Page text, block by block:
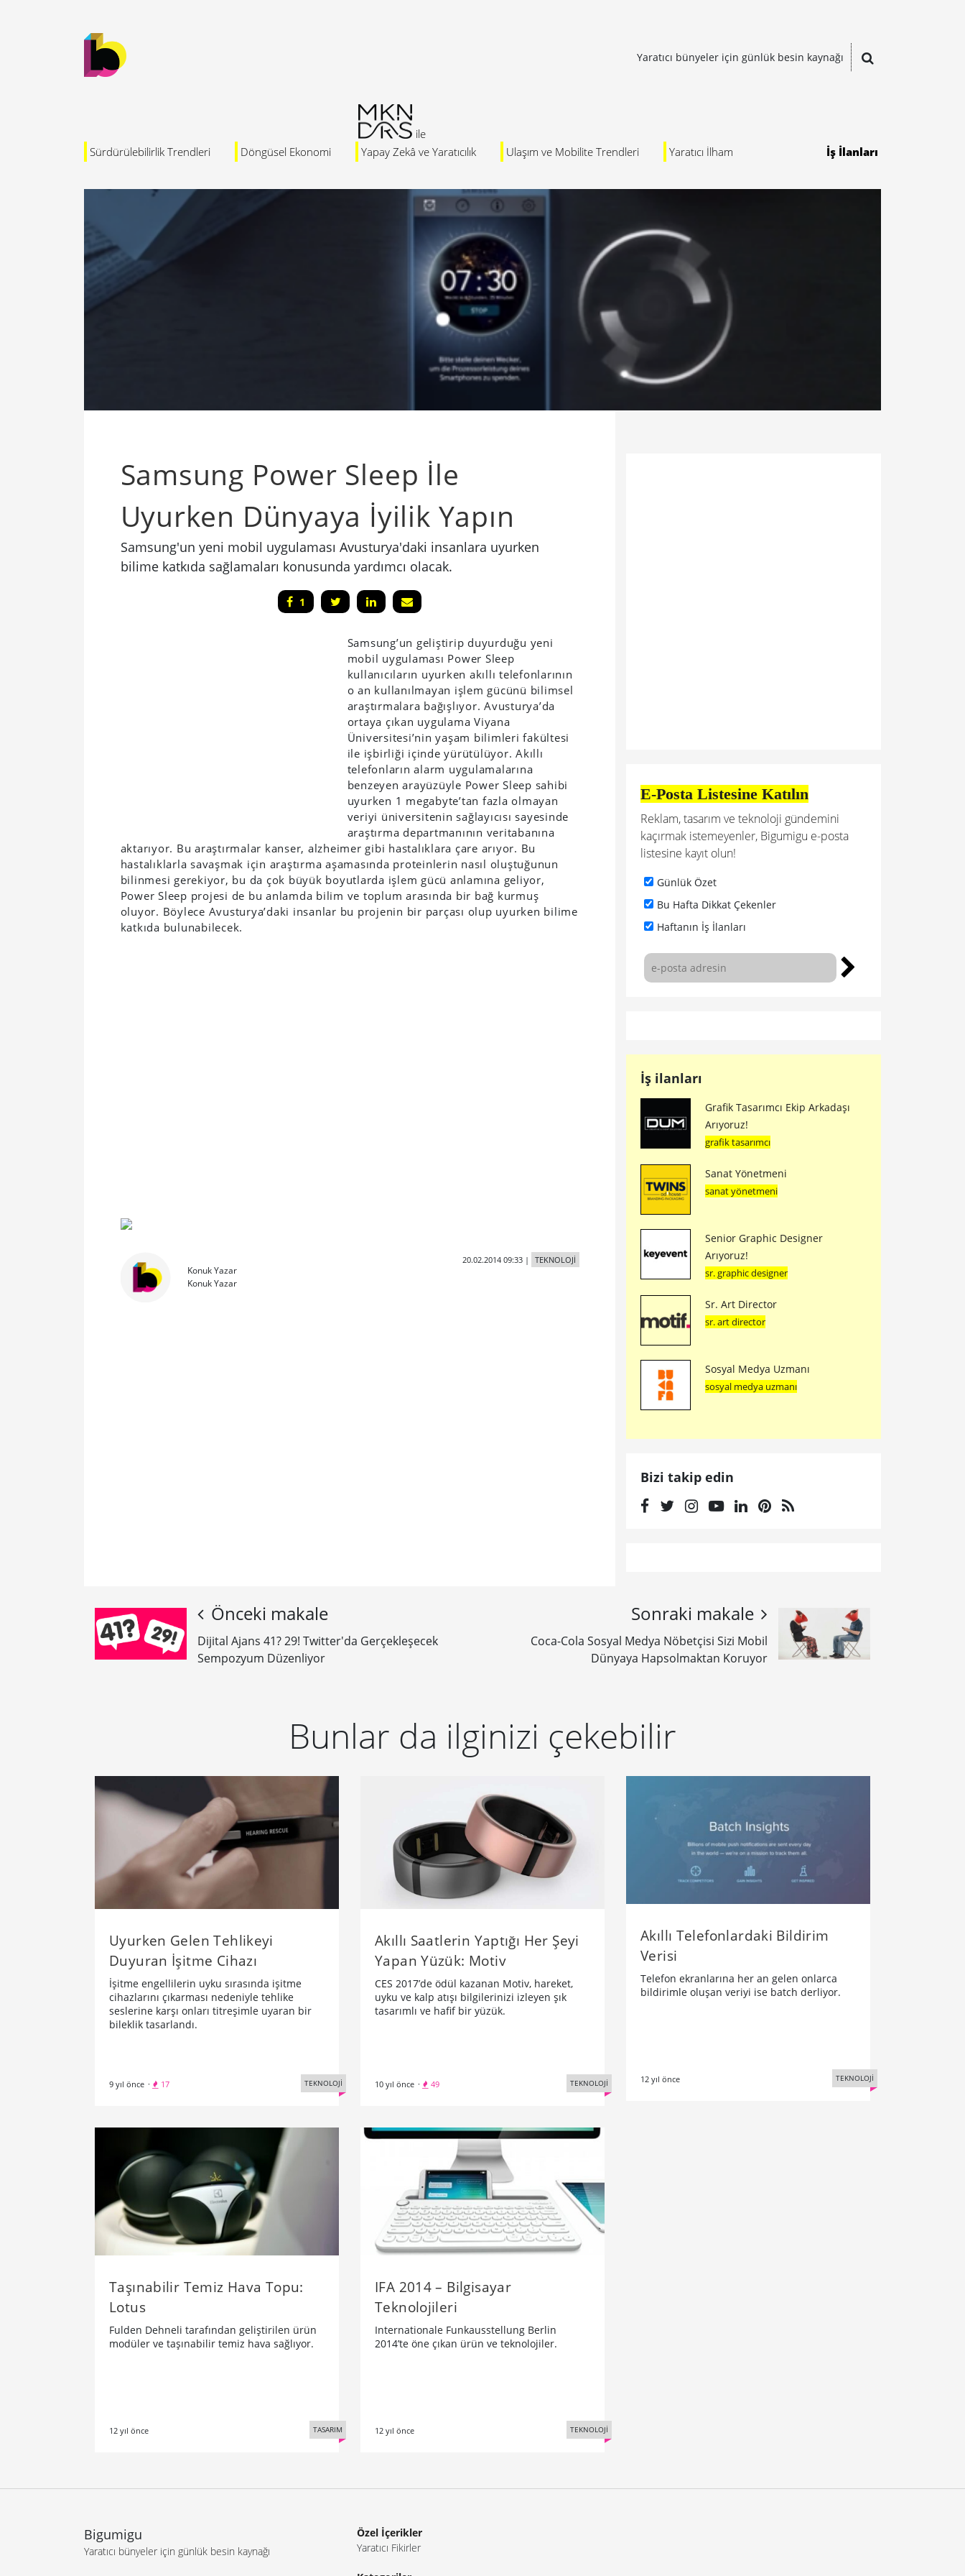
Yaratıcı bünyeler için günlük besin kaynağı
Sürdürülebilirlik Trendleri Döngüsel Ekonomi Yapay Zekâ ve Yaratıcılık Ulaşım ve Mobilite Trendleri Yaratıcı İlham İş İlanları
Samsung Power Sleep İle
Uyurken Dünyaya İyilik Yapın
Samsung'un yeni mobil uygulaması Avusturya'daki insanlara uyurken
bilime katkıda sağlamaları konusunda yardımcı olacak.
1
Samsung’un geliştirip duyurduğu yeni
mobil uygulaması Power Sleep
kullanıcıların uyurken akıllı telefonlarının
o an kullanılmayan işlem gücünü bilimsel
araştırmalara bağışlıyor. Avusturya’da
ortaya çıkan uygulama Viyana
Üniversitesi’nin yaşam bilimleri fakültesi
ile işbirliği içinde yürütülüyor. Akıllı
telefonların alarm uygulamalarına
benzeyen arayüzüyle Power Sleep sahibi
uyurken 1 megabyte’tan fazla olmayan
veriyi üniversitenin sağlayıcısı sayesinde
araştırma departmanının veritabanına
aktarıyor. Bu araştırmalar kanser, alzheimer gibi hastalıklara çare arıyor. Bu
hastalıklarla savaşmak için araştırma aşamasında proteinlerin nasıl oluştuğunun
bilinmesi gerekiyor, bu da çok büyük boyutlarda işlem gücü anlamına geliyor,
Power Sleep projesi de bu anlamda bilim ve toplum arasında bir bağ kurmuş
oluyor. Böylece Avusturya’daki insanlar bu projenin bir parçası olup uyurken bilime
katkıda bulunabilecek.
Konuk Yazar
Konuk Yazar
20.02.2014 09:33| TEKNOLOJİ
E-Posta Listesine Katılın
Reklam, tasarım ve teknoloji gündemini
kaçırmak istemeyenler, Bigumigu e-posta
listesine kayıt olun!
Günlük Özet
Bu Hafta Dikkat Çekenler
Haftanın İş İlanları
İş ilanları
Grafik Tasarımcı Ekip Arkadaşı
Arıyoruz!
grafik tasarımcı
Sanat Yönetmeni
sanat yönetmeni
Senior Graphic Designer
Arıyoruz!
sr. graphic designer
Sr. Art Director
sr. art director
Sosyal Medya Uzmanı
sosyal medya uzmanı
Bizi takip edin
Önceki makale
Dijital Ajans 41? 29! Twitter'da Gerçekleşecek
Sempozyum Düzenliyor
Sonraki makale
Coca-Cola Sosyal Medya Nöbetçisi Sizi Mobil
Dünyaya Hapsolmaktan Koruyor
Bunlar da ilginizi çekebilir
Uyurken Gelen Tehlikeyi
Duyuran İşitme Cihazı
İşitme engellilerin uyku sırasında işitme
cihazlarını çıkarması nedeniyle tehlike
seslerine karşı onları titreşimle uyaran bir
bileklik tasarlandı.
9 yıl önce · 17 TEKNOLOJİ
Akıllı Saatlerin Yaptığı Her Şeyi
Yapan Yüzük: Motiv
CES 2017’de ödül kazanan Motiv, hareket,
uyku ve kalp atışı bilgilerinizi izleyen şık
tasarımlı ve hafif bir yüzük.
10 yıl önce · 49 TEKNOLOJİ
Akıllı Telefonlardaki Bildirim
Verisi
Telefon ekranlarına her an gelen onlarca
bildirimle oluşan veriyi ise batch derliyor.
12 yıl önce TEKNOLOJİ
Taşınabilir Temiz Hava Topu:
Lotus
Fulden Dehneli tarafından geliştirilen ürün
modüler ve taşınabilir temiz hava sağlıyor.
12 yıl önce TASARIM
IFA 2014 – Bilgisayar
Teknolojileri
Internationale Funkausstellung Berlin
2014’te öne çıkan ürün ve teknolojiler.
12 yıl önce TEKNOLOJİ
Bigumigu
Yaratıcı bünyeler için günlük besin kaynağı
Özel İçerikler
Yaratıcı Fikirler